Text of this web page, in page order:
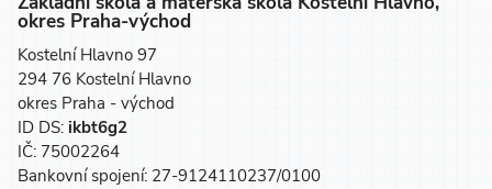
okres Praha-východ
Kostelní Hlavno 97
294 76 Kostelní Hlavno
okres Praha - východ
ID DS:ikbt6g2
IČ: 75002264
Bankovní spojení: 27-9124110237/0100